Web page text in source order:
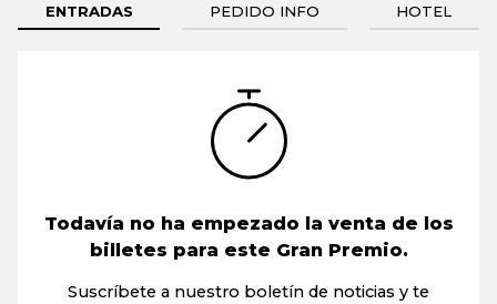
ENTRADAS PEDIDO INFO HOTEL
Todavía no ha empezado la venta de los
billetes para este Gran Premio.
Suscríbete a nuestro boletín de noticias y te